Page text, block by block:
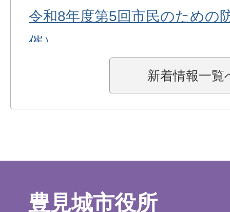
令和8年度第5回市民のための
催）
08月06日
台風13号に伴う社会体育施設
新着情報一覧
豊見城市役所